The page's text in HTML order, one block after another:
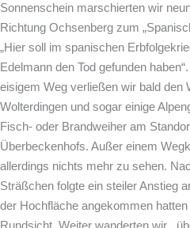
Sonnenschein marschierten wir
Richtung Ochsenberg zum
„Hier soll im spanischen
Edelmann den Tod gefunden
eisigem Weg verließen wir bald den
Wolterdingen und sogar einige
Fisch- oder Brandweiher am
Überbeckenhofs. Außer einem
allerdings nichts mehr zu sehen.
Sträßchen folgte ein steiler Anstieg
der Hochfläche angekommen